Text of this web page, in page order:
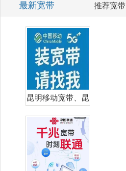
最新宽带 推荐宽带
昆明移动宽带、昆